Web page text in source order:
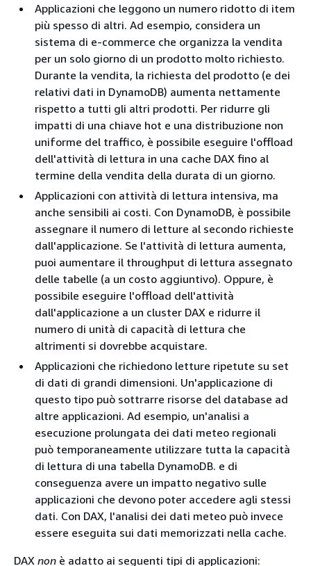
Applicazioni che leggono un numero ridotto di item
più spesso di altri. Ad esempio, considera un
sistema di e-commerce che organizza la vendita
per un solo giorno di un prodotto molto richiesto.
Durante la vendita, la richiesta del prodotto (e dei
relativi dati in DynamoDB) aumenta nettamente
rispetto a tutti gli altri prodotti. Per ridurre gli
impatti di una chiave hot e una distribuzione non
uniforme del traffico, è possibile eseguire l'offload
dell'attività di lettura in una cache DAX fino al
termine della vendita della durata di un giorno.
Applicazioni con attività di lettura intensiva, ma
anche sensibili ai costi. Con DynamoDB, è possibile
assegnare il numero di letture al secondo richieste
dall'applicazione. Se l'attività di lettura aumenta,
puoi aumentare il throughput di lettura assegnato
delle tabelle (a un costo aggiuntivo). Oppure, è
possibile eseguire l'offload dell'attività
dall'applicazione a un cluster DAX e ridurre il
numero di unità di capacità di lettura che
altrimenti si dovrebbe acquistare.
Applicazioni che richiedono letture ripetute su set
di dati di grandi dimensioni. Un'applicazione di
questo tipo può sottrarre risorse del database ad
altre applicazioni. Ad esempio, un'analisi a
esecuzione prolungata dei dati meteo regionali
può temporaneamente utilizzare tutta la capacità
di lettura di una tabella DynamoDB. e di
conseguenza avere un impatto negativo sulle
applicazioni che devono poter accedere agli stessi
dati. Con DAX, l'analisi dei dati meteo può invece
essere eseguita sui dati memorizzati nella cache.
DAX non è adatto ai seguenti tipi di applicazioni: